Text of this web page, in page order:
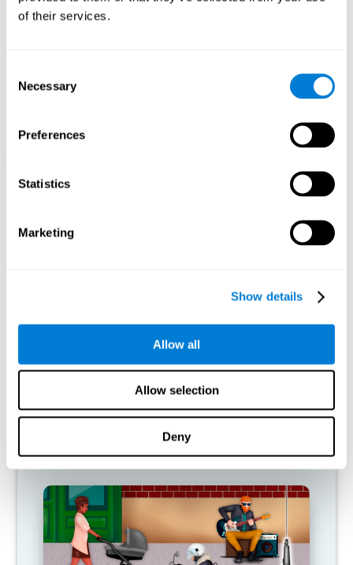
of their services.
Selection
Necessary
Preferences
Statistics
Marketing
Show details
Allow all
Allow selection
Deny
peut aider à créer de nouvelles synapses, et aider les circuits
neuronaux à réorganiser et à améliorer les fonctions cognitives.
Projection graphique orientative des réseaux de neurones après 3
n'entraîne pas mes capacités
Notre cerveau est conçu pour économiser ses ressources, il a
Ainsi, si une compétence cognitive n'est pas utilisée
régulièrement, le cerveau ne fournit pas de ressources pour ce
schéma d'activation neurale, il devient donc de plus en plus faible.
Cela nous rend moins capables d'utiliser cette fonction cognitive,